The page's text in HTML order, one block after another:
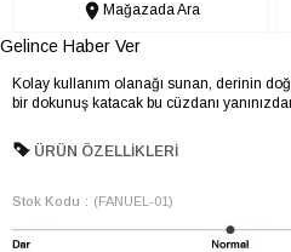
Mağazada Ara
Gelince Haber Ver
Kolay kullanım olanağı sunan, derinin
bir dokunuş katacak bu cüzdanı
ÜRÜN ÖZELLIKLERI
Stok Kodu (FANUEL-01)